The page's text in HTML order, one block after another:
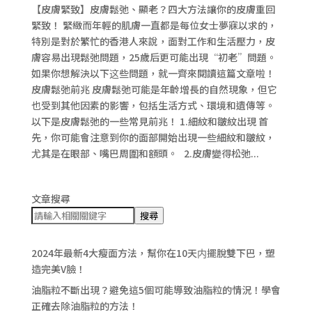
【皮膚緊致】皮膚鬆弛、顯老？四大方法讓你的皮膚重回
緊致！ 緊緻而年輕的肌膚一直都是每位女士夢寐以求的，
特別是對於繁忙的香港人來說，面對工作和生活壓力，皮
膚容易出現鬆弛問題，25歲后更可能出現“初老”問題。
如果你想解決以下这些問題，就一齊來閱讀這篇文章啦！
皮膚鬆弛前兆 皮膚鬆弛可能是年齡增長的自然現象，但它
也受到其他因素的影響，包括生活方式、環境和遺傳等。
以下是皮膚鬆弛的一些常見前兆！ 1.細紋和皺紋出現 首
先，你可能會注意到你的面部開始出現一些細紋和皺紋，
尤其是在眼部、嘴巴周圍和額頭。 2.皮膚變得松弛...
文章搜尋
搜尋
2024年最新4大瘦面方法，幫你在10天内擺脫雙下巴，塑
造完美V臉！
油脂粒不斷出現？避免這5個可能導致油脂粒的情況！學會
正確去除油脂粒的方法！